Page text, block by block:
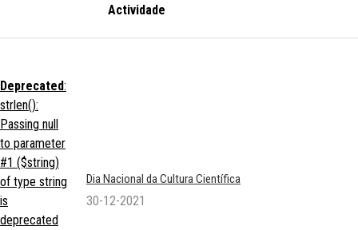
Actividade
Deprecated:
strlen():
Passing null
to parameter
#1 ($string)
of type string
is
deprecated
Dia Nacional da Cultura Científica
30-12-2021